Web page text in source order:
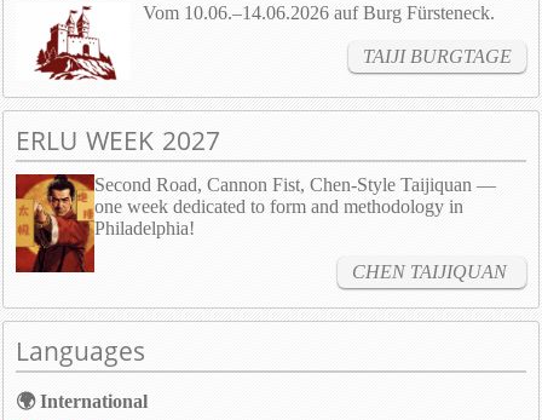
Vom 10.06.–14.06.2026 auf Burg Fürsteneck.
TAIJI BURGTAGE
ERLU WEEK 2027
Second Road, Cannon Fist, Chen-Style Taijiquan —
one week dedicated to form and methodology in
Philadelphia!
CHEN TAIJIQUAN
Languages
🌍 International